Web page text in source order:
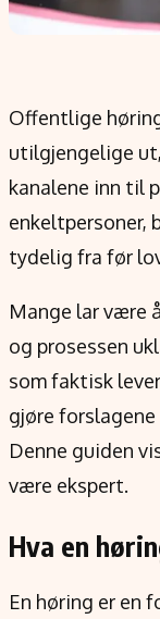
Informasjon
Forfattere og
Etiske retningslinjer
Verdensnyheter
Alt om penger på
Offentlige
utilgjengelige
kanalene inn til
enkeltpersoner,
tydelig fra før
Mange lar være
og prosessen
som faktisk
gjøre
Denne guiden
være ekspert.
Hva en
En høring er en